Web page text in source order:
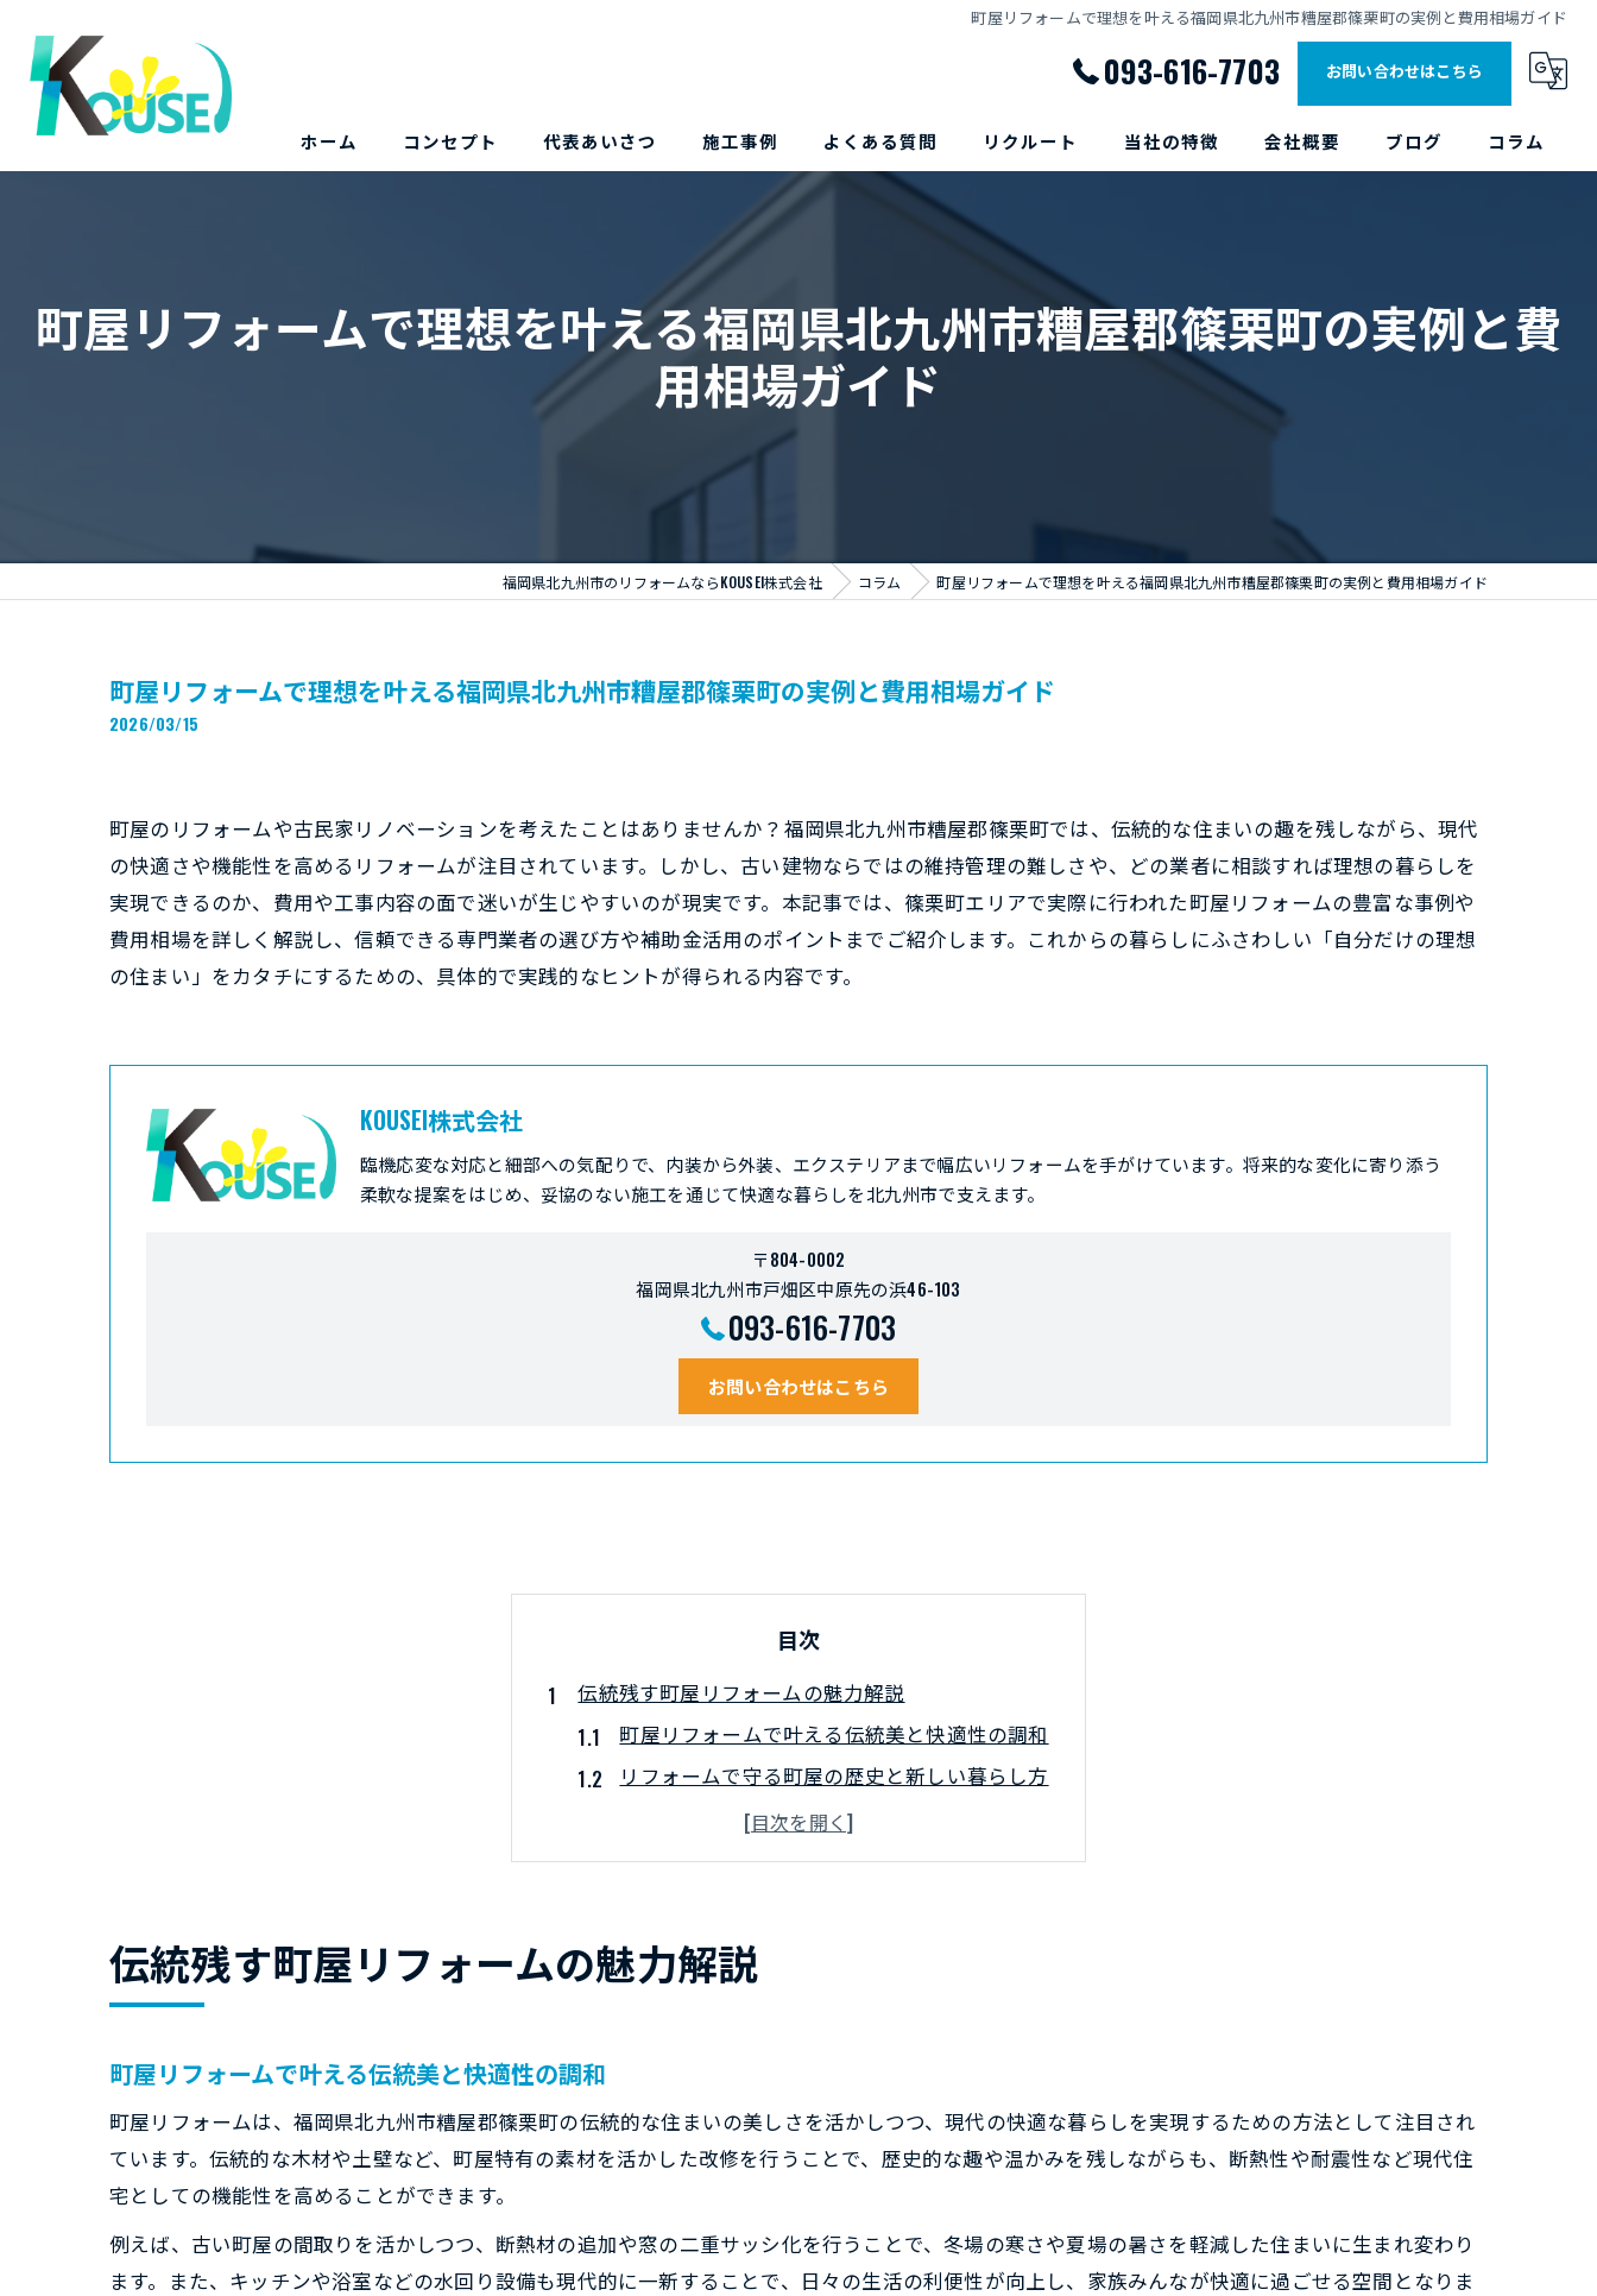
町屋リフォームで理想を叶える福岡県北九州市糟屋郡篠栗町の実例と費用相場ガイド
093-616-7703 お問い合わせはこちら
ホーム コンセプト 代表あいさつ 施工事例 よくある質問 リクルート 当社の特徴
内装
会社概要 ブログ コラム
町屋リフォームで理想を叶える福岡県北九州市糟屋郡篠栗町の実例と費
用相場ガイド
福岡県北九州市のリフォームならKOUSEI株式会社 コラム 町屋リフォームで理想を叶える福岡県北九州市糟屋郡篠栗町の実例と費用相場ガイド
町屋リフォームで理想を叶える福岡県北九州市糟屋郡篠栗町の実例と費用相場ガイド
2026/03/15
町屋のリフォームや古民家リノベーションを考えたことはありませんか？福岡県北九州市糟屋郡篠栗町では、伝統的な住まいの趣を残しながら、現代
の快適さや機能性を高めるリフォームが注目されています。しかし、古い建物ならではの維持管理の難しさや、どの業者に相談すれば理想の暮らしを
実現できるのか、費用や工事内容の面で迷いが生じやすいのが現実です。本記事では、篠栗町エリアで実際に行われた町屋リフォームの豊富な事例や
費用相場を詳しく解説し、信頼できる専門業者の選び方や補助金活用のポイントまでご紹介します。これからの暮らしにふさわしい「自分だけの理想
の住まい」をカタチにするための、具体的で実践的なヒントが得られる内容です。
KOUSEI株式会社
臨機応変な対応と細部への気配りで、内装から外装、エクステリアまで幅広いリフォームを手がけています。将来的な変化に寄り添う
柔軟な提案をはじめ、妥協のない施工を通じて快適な暮らしを北九州市で支えます。
〒804-0002
福岡県北九州市戸畑区中原先の浜46-103
093-616-7703
お問い合わせはこちら
目次
伝統残す町屋リフォームの魅力解説
町屋リフォームで叶える伝統美と快適性の調和
リフォームで守る町屋の歴史と新しい暮らし方
昔ながらの町屋リフォームがもたらす安心感
町屋リフォームの価値を高める工夫と発想
快適に蘇る古民家リフォーム成功術
古民家リフォームで快適な住空間を手に入れる
水回りリフォームで古民家生活を便利に変える
古民家の魅力を活かすリフォーム実践ポイント
リフォームで実現した理想の町屋暮らし体験談
実例でわかる町屋・古民家リフォームの工夫
伝統残す町屋リフォームの魅力解説
町屋リフォームで叶える伝統美と快適性の調和
町屋リフォームは、福岡県北九州市糟屋郡篠栗町の伝統的な住まいの美しさを活かしつつ、現代の快適な暮らしを実現するための方法として注目され
ています。伝統的な木材や土壁など、町屋特有の素材を活かした改修を行うことで、歴史的な趣や温かみを残しながらも、断熱性や耐震性など現代住
宅としての機能性を高めることができます。
例えば、古い町屋の間取りを活かしつつ、断熱材の追加や窓の二重サッシ化を行うことで、冬場の寒さや夏場の暑さを軽減した住まいに生まれ変わり
ます。また、キッチンや浴室などの水回り設備も現代的に一新することで、日々の生活の利便性が向上し、家族みんなが快適に過ごせる空間となりま